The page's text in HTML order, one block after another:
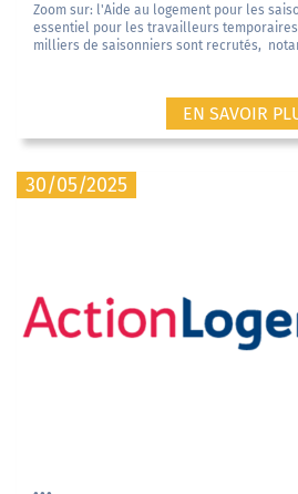
Zoom sur: l'Aide au logement pour les
essentiel pour les travailleurs
milliers de saisonniers sont recrutés,
EN SAVOIR
30/05/2025
...